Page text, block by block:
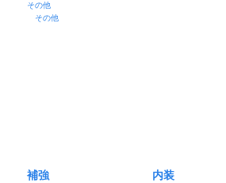
その他
その他
補強 内装